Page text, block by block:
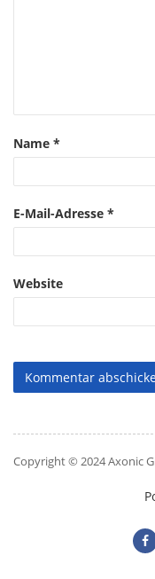
Name *
E-Mail-Adresse *
Website
Copyright © 2024 Axonic